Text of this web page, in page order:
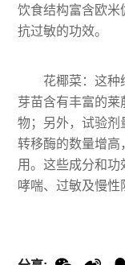
饮食结构富含欧米
抗过敏的功效。
花椰菜：这种
芽苗含有丰富的
物；另外，试验剂
转移酶的数量增高
用。这些成分和功
哮喘、过敏及慢性